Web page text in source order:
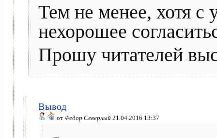
Тем не менее, хотя с
нехорошее
Прошу читателей
Вывод
от Федор Северный 21.04.2016 13:37